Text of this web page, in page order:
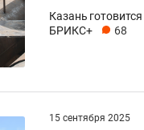
Казань
БРИКС+
68
15 сентября 2025